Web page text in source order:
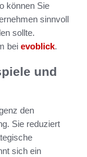
können Sie
sinnvoll
sollte.
bei evoblick.
und
den
Sie reduziert
sich ein